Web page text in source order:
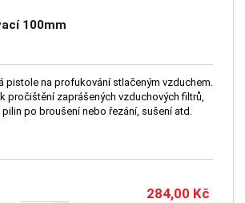
100mm
pistole na profukování stlačeným vzduchem.
pročištění zaprášených vzduchových filtrů,
po broušení nebo řezání, sušení atd.
284,00 Kč